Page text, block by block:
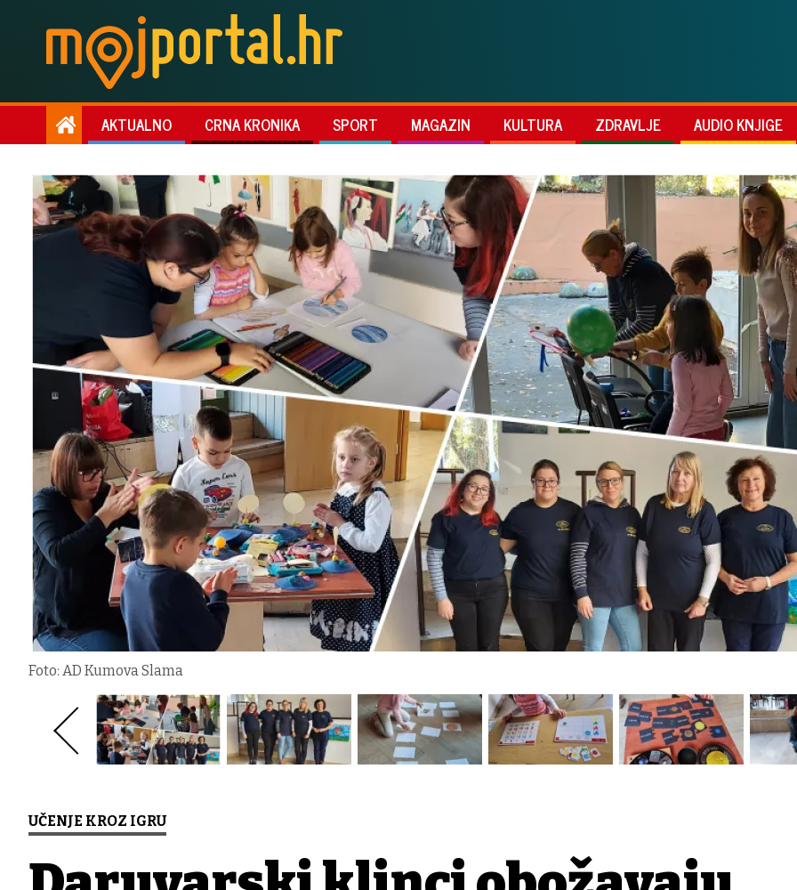
AKTUALNO CRNA KRONIKA SPORT MAGAZIN KULTURA ZDRAVLJE AUDIO KNJIGE
Foto: AD Kumova Slama
UČENJE KROZ IGRU